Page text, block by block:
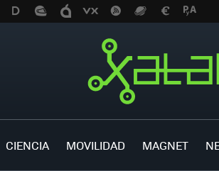
CIENCIA MOVILIDAD MAGNET